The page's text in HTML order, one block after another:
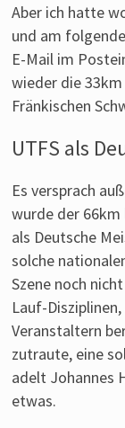
Aber ich hatte
und am
E-Mail im
wieder die
Fränkischen
UTFS als
Es versprach
wurde der
als Deutsche
solche
Szene noch
Lauf-
Veranstaltern
zutraute, eine
adelt Johannes
etwas.